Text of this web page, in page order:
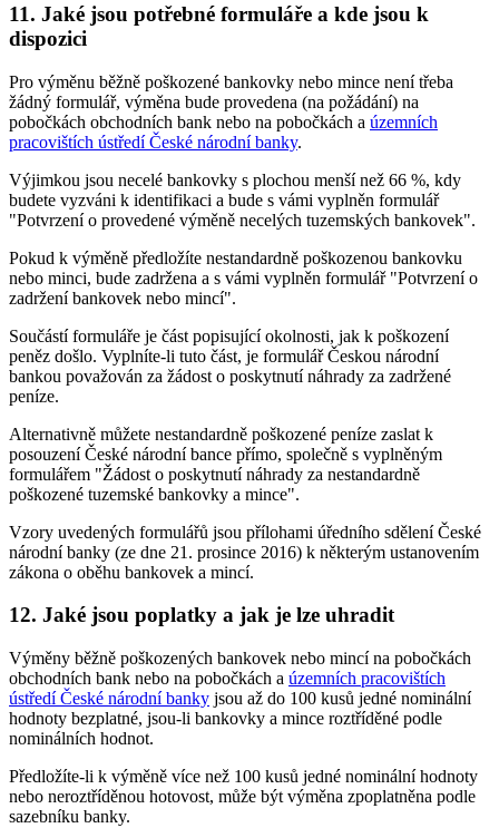
11. Jaké jsou potřebné formuláře a kde jsou k
dispozici
Pro výměnu běžně poškozené bankovky nebo mince není třeba
žádný formulář, výměna bude provedena (na požádání) na
pobočkách obchodních bank nebo na pobočkách a územních
pracovištích ústředí České národní banky.
Výjimkou jsou necelé bankovky s plochou menší než 66 %, kdy
budete vyzváni k identifikaci a bude s vámi vyplněn formulář
"Potvrzení o provedené výměně necelých tuzemských bankovek".
Pokud k výměně předložíte nestandardně poškozenou bankovku
nebo minci, bude zadržena a s vámi vyplněn formulář "Potvrzení o
zadržení bankovek nebo mincí".
Součástí formuláře je část popisující okolnosti, jak k poškození
peněz došlo. Vyplníte-li tuto část, je formulář Českou národní
bankou považován za žádost o poskytnutí náhrady za zadržené
peníze.
Alternativně můžete nestandardně poškozené peníze zaslat k
posouzení České národní bance přímo, společně s vyplněným
formulářem "Žádost o poskytnutí náhrady za nestandardně
poškozené tuzemské bankovky a mince".
Vzory uvedených formulářů jsou přílohami úředního sdělení České
národní banky (ze dne 21. prosince 2016) k některým ustanovením
zákona o oběhu bankovek a mincí.
12. Jaké jsou poplatky a jak je lze uhradit
Výměny běžně poškozených bankovek nebo mincí na pobočkách
obchodních bank nebo na pobočkách a územních pracovištích
ústředí České národní banky jsou až do 100 kusů jedné nominální
hodnoty bezplatné, jsou-li bankovky a mince roztříděné podle
nominálních hodnot.
Předložíte-li k výměně více než 100 kusů jedné nominální hodnoty
nebo neroztříděnou hotovost, může být výměna zpoplatněna podle
sazebníku banky.